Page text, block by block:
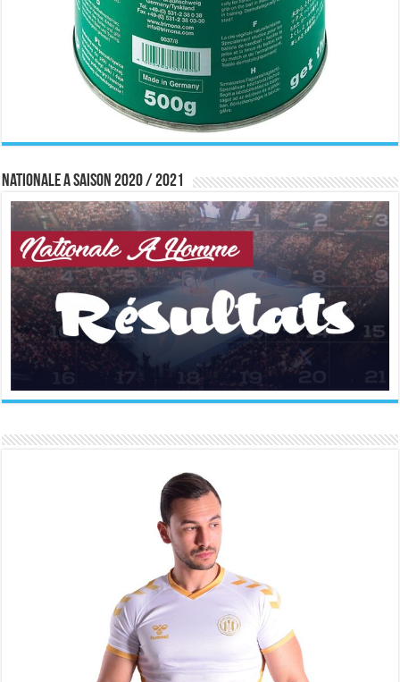
Nationale A saison 2020 / 2021